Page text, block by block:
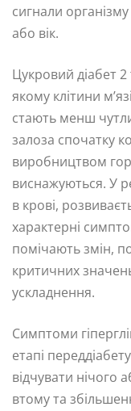
сигнали
або вік.
Цукровий діабет
якому клітини
стають менш
залоза спочатку
виробництвом
виснажуються. У
в крові,
характерні
помічають змін,
критичних
ускладнення.
Симптоми
етапі
відчувати нічого
втому та